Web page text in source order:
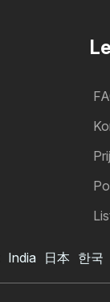
India 日本 한국